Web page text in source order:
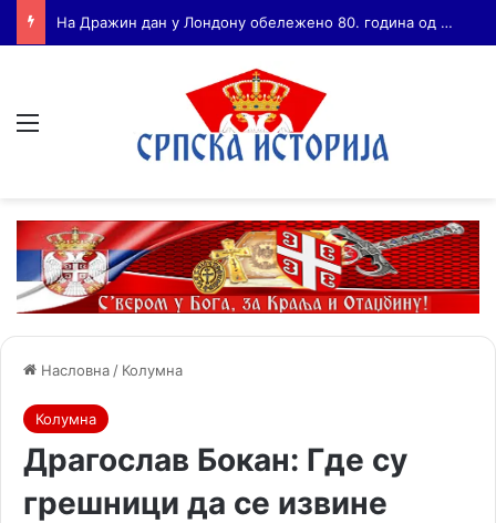
Бојанић: ВОЈА ТАНКОСИЋ – ЧОВЕК КОГА СУ СЕ ПЛАШИЛИ И ЖИВОГ И МРТВОГ, а нема ни споненик
Насловна / Колумна
Колумна
Драгослав Бокан: Где су
грешници да се извине